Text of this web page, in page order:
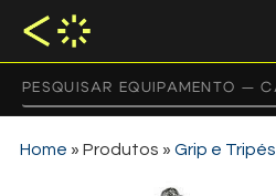
Home » Produtos » Grip e Tripés